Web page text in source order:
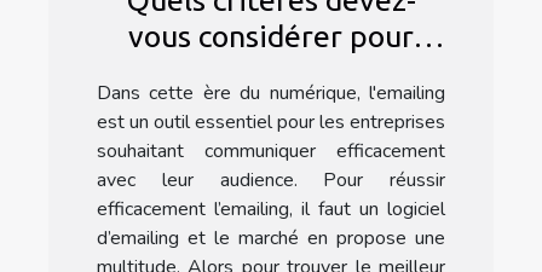
vous considérer pour
d'emailing ?
Dans cette ère du numérique, l'emailing
est un outil essentiel pour les entreprises
souhaitant communiquer efficacement
avec leur audience. Pour réussir
efficacement l’emailing, il faut un logiciel
d’emailing et le marché en propose une